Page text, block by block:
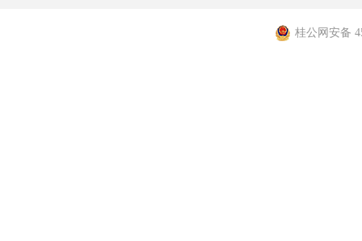
桂公网安备